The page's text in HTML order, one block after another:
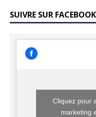
SUIVRE SUR FACEBOOK
Cliquez pour
marketing